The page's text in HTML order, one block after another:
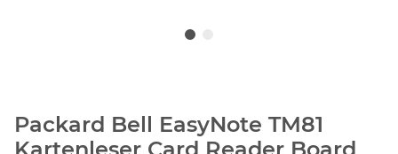
Packard Bell EasyNote TM81